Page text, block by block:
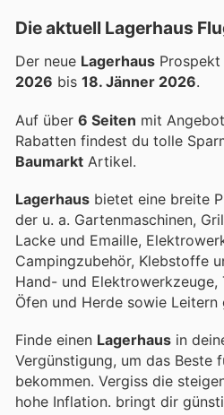
Die aktuell Lagerhaus
Der neue Lagerhaus
2026 bis 18. Jänner 2026.
Auf über 6 Seiten mit
Rabatten findest du tolle
Baumarkt Artikel.
Lagerhaus bietet eine breite
der u. a. Gartenmaschinen,
Lacke und Emaille,
Campingzubehör, Klebstoffe
Hand- und Elektrowerkzeuge,
Öfen und Herde sowie Leitern
Finde einen Lagerhaus in
Vergünstigung, um das Beste
bekommen. Vergiss die
hohe Inflation. bringt dir